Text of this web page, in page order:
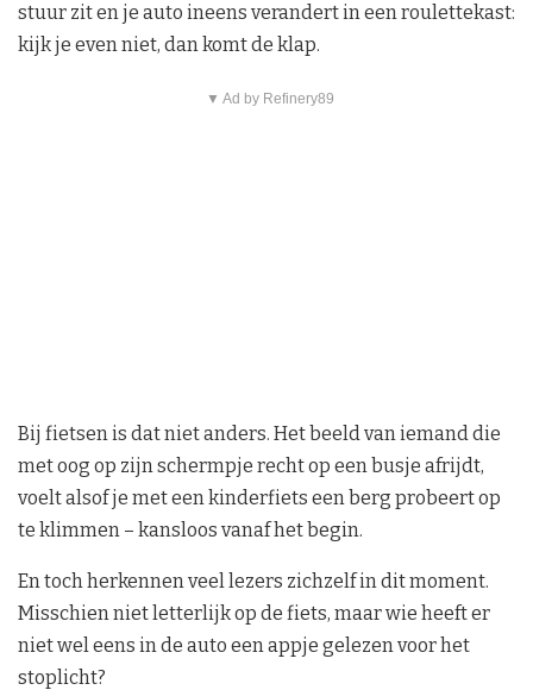
stuur zit en je auto ineens verandert in een roulettekast:
kijk je even niet, dan komt de klap.
▼ Ad by Refinery89
Bij fietsen is dat niet anders. Het beeld van iemand die
met oog op zijn schermpje recht op een busje afrijdt,
voelt alsof je met een kinderfiets een berg probeert op
te klimmen – kansloos vanaf het begin.
En toch herkennen veel lezers zichzelf in dit moment.
Misschien niet letterlijk op de fiets, maar wie heeft er
niet wel eens in de auto een appje gelezen voor het
stoplicht?